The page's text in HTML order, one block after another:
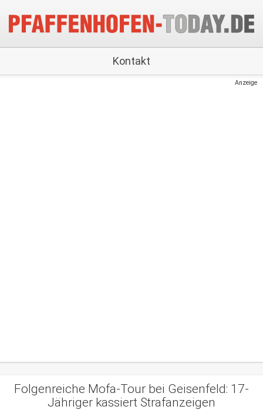
Kontakt
Anzeige
Folgenreiche Mofa-Tour bei Geisenfeld: 17-
Jähriger kassiert Strafanzeigen